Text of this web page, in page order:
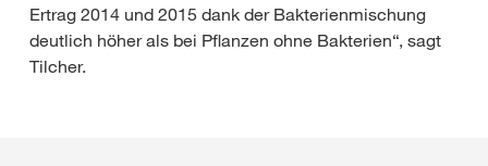
Ertrag 2014 und 2015 dank der Bakterienmischung
deutlich höher als bei Pflanzen ohne Bakterien“, sagt
Tilcher.